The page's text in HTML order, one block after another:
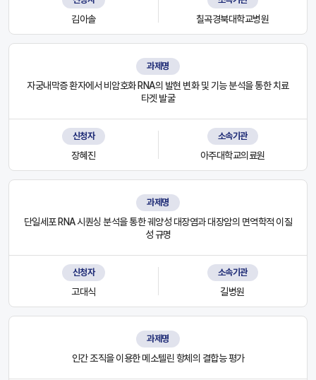
김아솔 칠곡경북대학교병원
과제명
자궁내막증 환자에서 비암호화 RNA의 발현 변화 및 기능 분석을 통한 치료
타겟 발굴
신청자
장혜진
소속기관
아주대학교의료원
과제명
단일세포 RNA 시퀀싱 분석을 통한 궤양성 대장염과 대장암의 면역학적 이질
성 규명
신청자
고대식
소속기관
길병원
과제명
인간 조직을 이용한 메소텔린 항체의 결합능 평가